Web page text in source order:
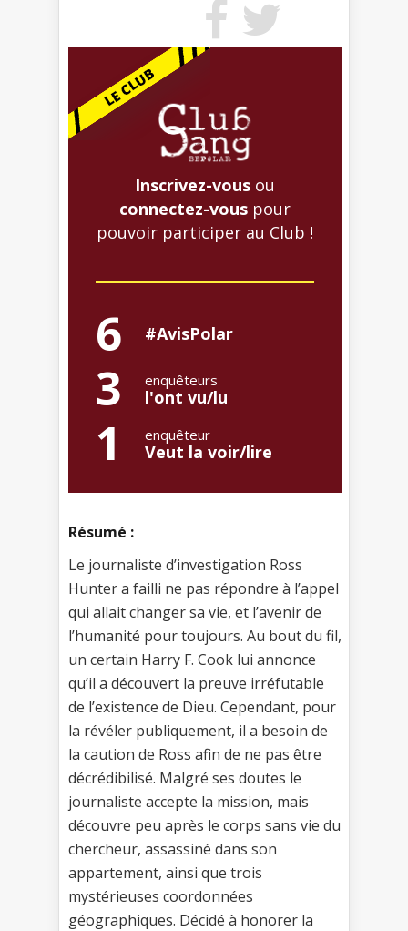
Inscrivez-vous ou
connectez-vous pour
pouvoir participer au Club !
6 #AvisPolar
3 enquêteurs
l'ont vu/lu
1 enquêteur
Veut la voir/lire
Résumé :
Le journaliste d’investigation Ross
Hunter a failli ne pas répondre à l’appel
qui allait changer sa vie, et l’avenir de
l’humanité pour toujours. Au bout du fil,
un certain Harry F. Cook lui annonce
qu’il a découvert la preuve irréfutable
de l’existence de Dieu. Cependant, pour
la révéler publiquement, il a besoin de
la caution de Ross afin de ne pas être
décrédibilisé. Malgré ses doutes le
journaliste accepte la mission, mais
découvre peu après le corps sans vie du
chercheur, assassiné dans son
appartement, ainsi que trois
mystérieuses coordonnées
géographiques. Décidé à honorer la